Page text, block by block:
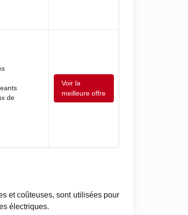
de
Voir la
meilleure offre
et coûteuses, sont utilisées pour
électriques.